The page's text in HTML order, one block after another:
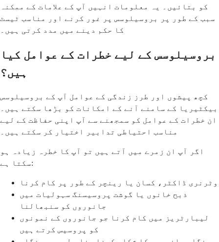
کو بتائیں۔ یہ معلومات انہیں آپ کے علامات کے ممکنہ
سبب کے طور پر بروسیلوسس پر غور کرنے اور مناسب ٹیسٹ
کا حکم دینے میں مدد کرتی ہیں۔
بروسیلوسس کے لیے خطرات کے عوامل کیا
ہیں؟
کچھ پیشوں اور طرز زندگی کے عوامل آپ کے بروسیلوسس
بیکٹیریا کے سامنے آنے کے امکانات کو بڑھا سکتے ہیں۔
ان خطرات کے عوامل کو سمجھنے سے آپ اپنی حفاظت کے لیے
مناسب احتیاطی تدابیر اختیار کر سکتے ہیں۔
اگر آپ ان زمرے میں آتے ہیں تو آپ کا خطرہ زیادہ ہو
سکتا ہے:
وٹرنری ڈاکٹر، کسان یا رینچر کے طور پر کام کرنا
ذبح خانوں یا گوشت پروسیسنگ سہولیات میں
جانوروں کو سنبھالنا
لیبارٹریز میں کام کرنا جو جانوروں کے نمونوں
کو پروسیس کرتے ہیں